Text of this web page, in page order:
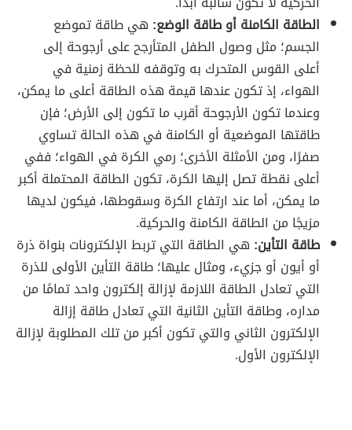
الطاقة الكامنة أو طاقة الوضع: هي طاقة تموضع
الجسم؛ مثل وصول الطفل المتأرجح على أرجوحة إلى
أعلى القوس المتحرك به وتوقفه للحظة زمنية في
الهواء، إذ تكون عندها قيمة هذه الطاقة أعلى ما يمكن،
وعندما تكون الأرجوحة أقرب ما تكون إلى الأرض؛ فإن
طاقتها الموضعية أو الكامنة في هذه الحالة تساوي
صفرًا، ومن الأمثلة الأخرى؛ رمي الكرة في الهواء؛ ففي
أعلى نقطة تصل إليها الكرة، تكون الطاقة المحتملة أكبر
ما يمكن، أما عند ارتفاع الكرة وسقوطها، فيكون لديها
مزيجًا من الطاقة الكامنة والحركية.
طاقة التأين: هي الطاقة التي تربط الإلكترونات بنواة ذرة
أو أيون أو جزيء، ومثال عليها؛ طاقة التأين الأولى للذرة
التي تعادل الطاقة اللازمة لإزالة إلكترون واحد تمامًا من
مداره، وطاقة التأين الثانية التي تعادل طاقة إزالة
الإلكترون الثاني والتي تكون أكبر من تلك المطلوبة لإزالة
الإلكترون الأول.